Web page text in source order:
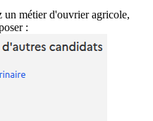
un métier d'ouvrier agricole,
: